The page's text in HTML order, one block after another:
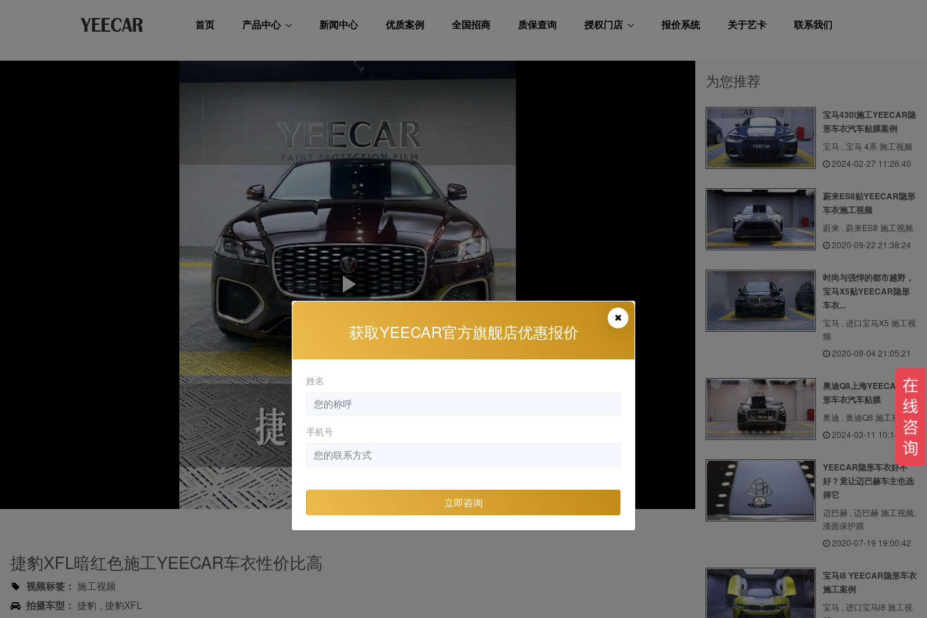
首页 产品中心 新闻中心 优质案例 全国招商 质保查询 授权门店 报价系统 关于艺卡 联系我们
Play
Video
捷豹XFL暗红色施工YEECAR车衣性价比高
视频标签： 施工视频
拍摄车型： 捷豹 , 捷豹XFL
为您推荐
宝马430i施工YEECAR隐
形车衣汽车贴膜案例
宝马 , 宝马 4系 施工视频
2024-02-27 11:26:40
蔚来ES8贴YEECAR隐形
车衣施工视频
蔚来 , 蔚来ES8 施工视频
2020-09-22 21:38:24
时尚与强悍的都市越野，
宝马X5贴YEECAR隐形
车衣...
宝马 , 进口宝马X5 施工视
频
2020-09-04 21:05:21
奥迪Q8上海YEECAR隐
形车衣汽车贴膜
奥迪 , 奥迪Q8 施工视频
2024-03-11 10:14:48
YEECAR隐形车衣好不
好？竟让迈巴赫车主也选
择它
迈巴赫 , 迈巴赫 施工视频,
漆面保护膜
2020-07-19 19:00:42
宝马i8 YEECAR隐形车衣
施工案例
宝马 , 进口宝马i8 施工视
获取YEECAR官方旗舰店优惠报价
姓名
手机号
立即咨询